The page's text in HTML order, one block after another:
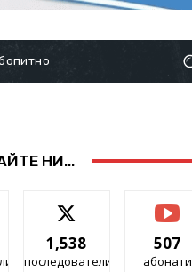
НИ...
1,538
последователи
507
абонати